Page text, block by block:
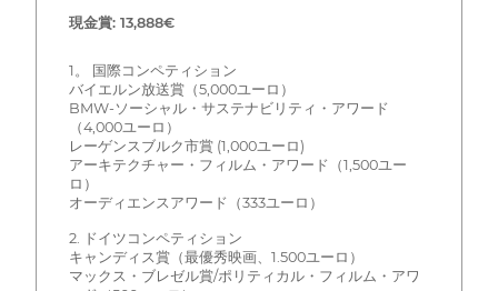
現金賞: 13,888€
1。 国際コンペティション
バイエルン放送賞（5,000ユーロ）
BMW-ソーシャル・サステナビリティ・アワード
（4,000ユーロ）
レーゲンスブルク市賞 (1,000ユーロ)
アーキテクチャー・フィルム・アワード（1,500ユー
ロ）
オーディエンスアワード（333ユーロ）
2. ドイツコンペティション
キャンディス賞（最優秀映画、1.500ユーロ）
マックス・ブレゼル賞/ポリティカル・フィルム・アワ